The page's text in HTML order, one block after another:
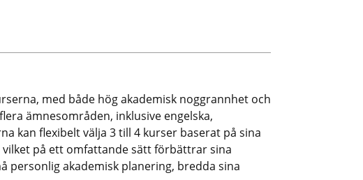
med både hög akademisk noggrannhet och
ämnesområden, inklusive engelska,
kan flexibelt välja 3 till 4 kurser baserat på sina
på ett omfattande sätt förbättrar sina
personlig akademisk planering, bredda sina